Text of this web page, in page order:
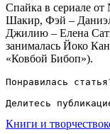
Спайка в сериале
Шакир, Фэй –
Джилию – Елена
занималась Йоко
«Ковбой Бибоп»).
Понравилась
Делитесь
Книги и творчество